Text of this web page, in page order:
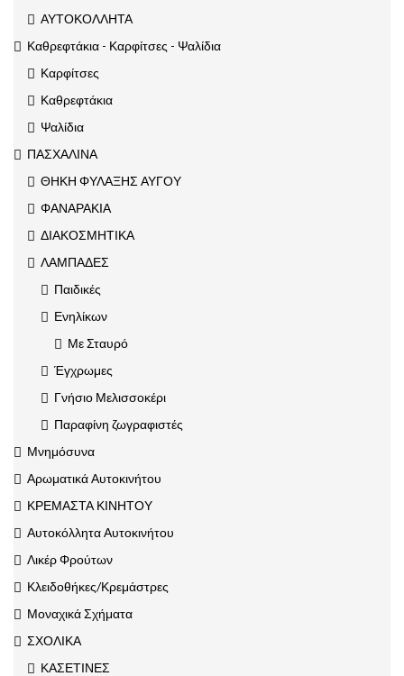
ΑΥΤΟΚΟΛΛΗΤΑ
Καθρεφτάκια - Καρφίτσες - Ψαλίδια
Καρφίτσες
Καθρεφτάκια
Ψαλίδια
ΠΑΣΧΑΛΙΝΑ
ΘΗΚΗ ΦΥΛΑΞΗΣ ΑΥΓΟΥ
ΦΑΝΑΡΑΚΙΑ
ΔΙΑΚΟΣΜΗΤΙΚΑ
ΛΑΜΠΑΔΕΣ
Παιδικές
Ενηλίκων
Με Σταυρό
Έγχρωμες
Γνήσιο Μελισσοκέρι
Παραφίνη ζωγραφιστές
Μνημόσυνα
Αρωματικά Αυτοκινήτου
ΚΡΕΜΑΣΤΑ ΚΙΝΗΤΟΥ
Αυτοκόλλητα Αυτοκινήτου
Λικέρ Φρούτων
Κλειδοθήκες/Κρεμάστρες
Μοναχικά Σχήματα
ΣΧΟΛΙΚΑ
ΚΑΣΕΤΙΝΕΣ